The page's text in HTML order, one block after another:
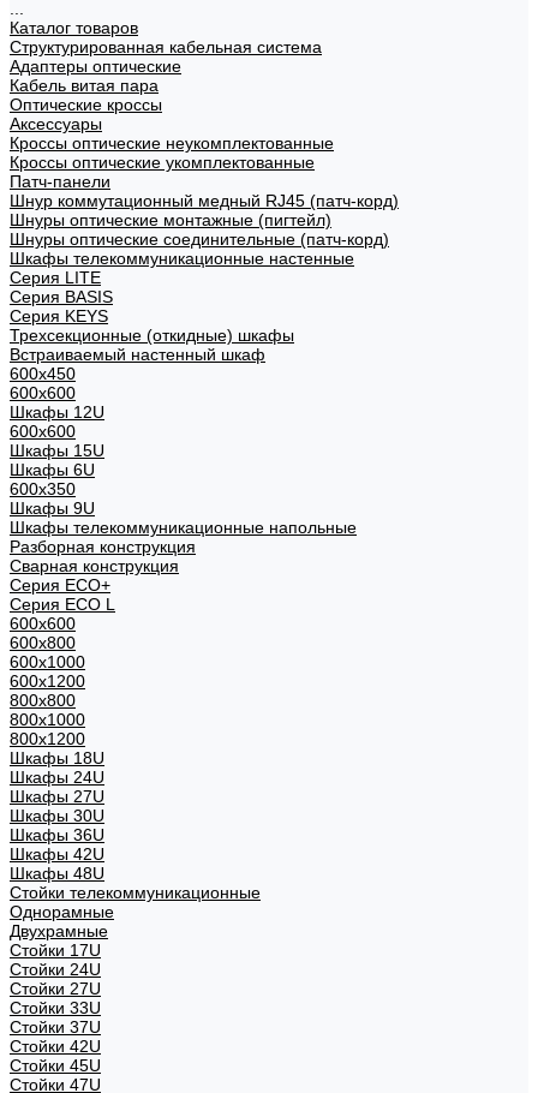
Каталог товаров
Структурированная кабельная система
Адаптеры оптические
Кабель витая пара
Оптические кроссы
Аксессуары
Кроссы оптические неукомплектованные
Кроссы оптические укомплектованные
Патч-панели
Шнур коммутационный медный RJ45 (патч-корд)
Шнуры оптические монтажные (пигтейл)
Шнуры оптические соединительные (патч-корд)
Шкафы телекоммуникационные настенные
Cерия LITE
Cерия BASIS
Cерия KEYS
Трехсекционные (откидные) шкафы
Встраиваемый настенный шкаф
600x450
600x600
Шкафы 12U
600x600
Шкафы 15U
Шкафы 6U
600x350
Шкафы 9U
Шкафы телекоммуникационные напольные
Разборная конструкция
Сварная конструкция
Серия ECO+
Серия ECO L
600x600
600x800
600х1000
600х1200
800x800
800х1000
800х1200
Шкафы 18U
Шкафы 24U
Шкафы 27U
Шкафы 30U
Шкафы 36U
Шкафы 42U
Шкафы 48U
Стойки телекоммуникационные
Однорамные
Двухрамные
Стойки 17U
Стойки 24U
Стойки 27U
Стойки 33U
Стойки 37U
Стойки 42U
Стойки 45U
Стойки 47U